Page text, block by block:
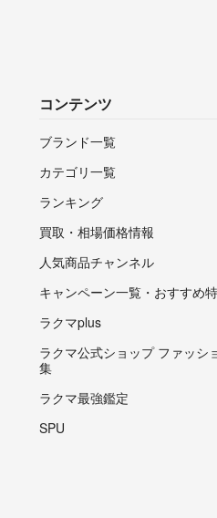
コンテンツ
ブランド一覧
カテゴリ一覧
ランキング
買取・相場価格情報
人気商品チャンネル
キャンペーン一覧・おすすめ
ラクマplus
ラクマ公式ショップ ファッシ
集
ラクマ最強鑑定
SPU